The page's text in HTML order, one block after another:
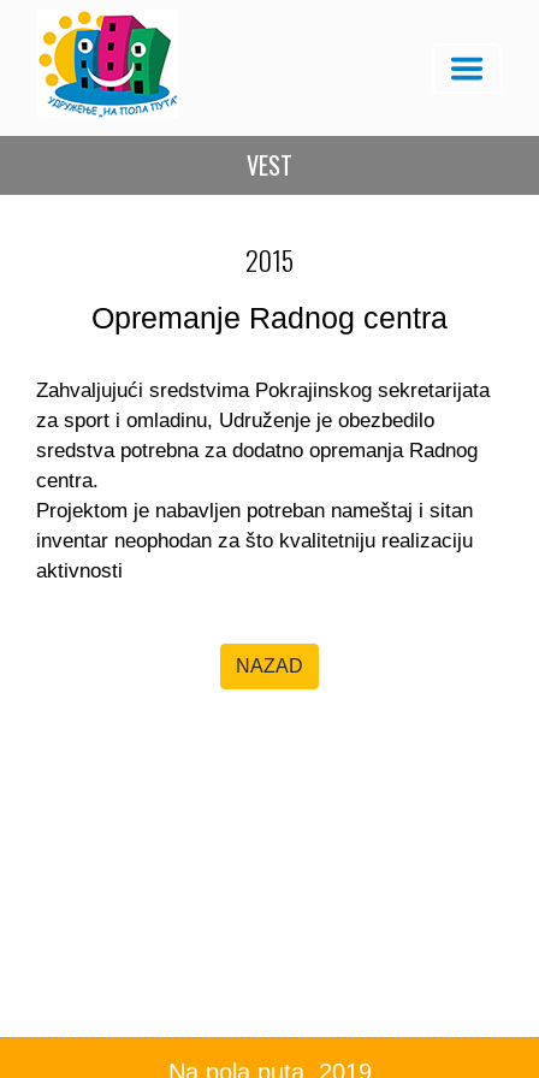
VEST
2015
Opremanje Radnog centra
Zahvaljujući sredstvima Pokrajinskog sekretarijata
za sport i omladinu, Udruženje je obezbedilo
sredstva potrebna za dodatno opremanja Radnog
centra.
Projektom je nabavljen potreban nameštaj i sitan
inventar neophodan za što kvalitetniju realizaciju
aktivnosti
NAZAD
Na pola puta, 2019